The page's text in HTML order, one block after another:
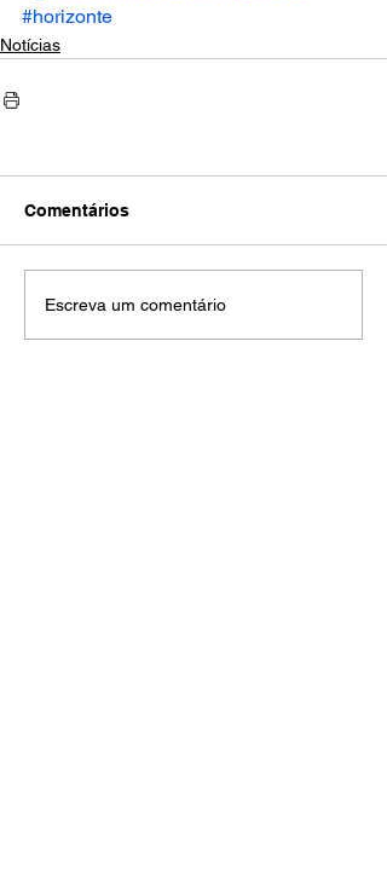
#horizonte
Notícias
Comentários
Escreva um comentário